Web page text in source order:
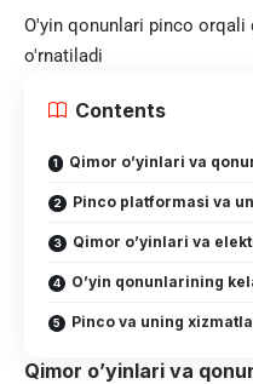
O'yin qonunlari pinco orqali
o'rnatiladi
Contents
Qimor o’yinlari va
Pinco platformasi va
Qimor o’yinlari va
O’yin qonunlarining
Pinco va uning
Qimor o’yinlari va